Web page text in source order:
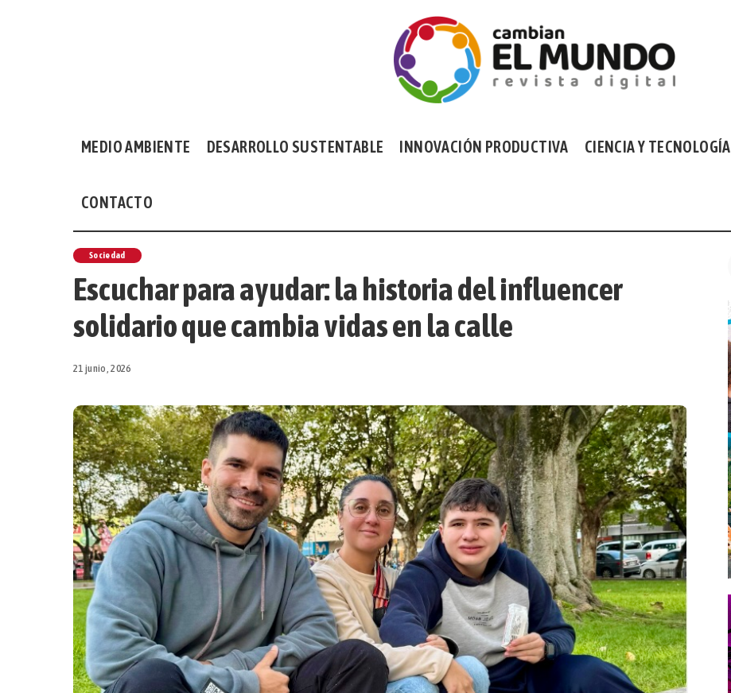
MEDIO AMBIENTE DESARROLLO SUSTENTABLE INNOVACIÓN PRODUCTIVA CIENCIA Y TECNOLOGÍA
CONTACTO
Sociedad
Escuchar para ayudar: la historia del influencer
solidario que cambia vidas en la calle
21 junio, 2026